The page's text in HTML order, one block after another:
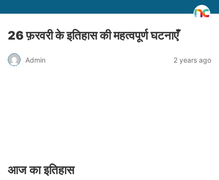
26 फ़रवरी के इतिहास की महत्वपूर्ण घटनाएँ
Admin 2 years ago
आज का इतिहास